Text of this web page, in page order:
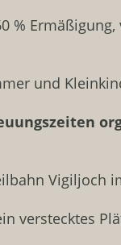
% Ermäßigung,
und
Vigiljoch
verstecktes